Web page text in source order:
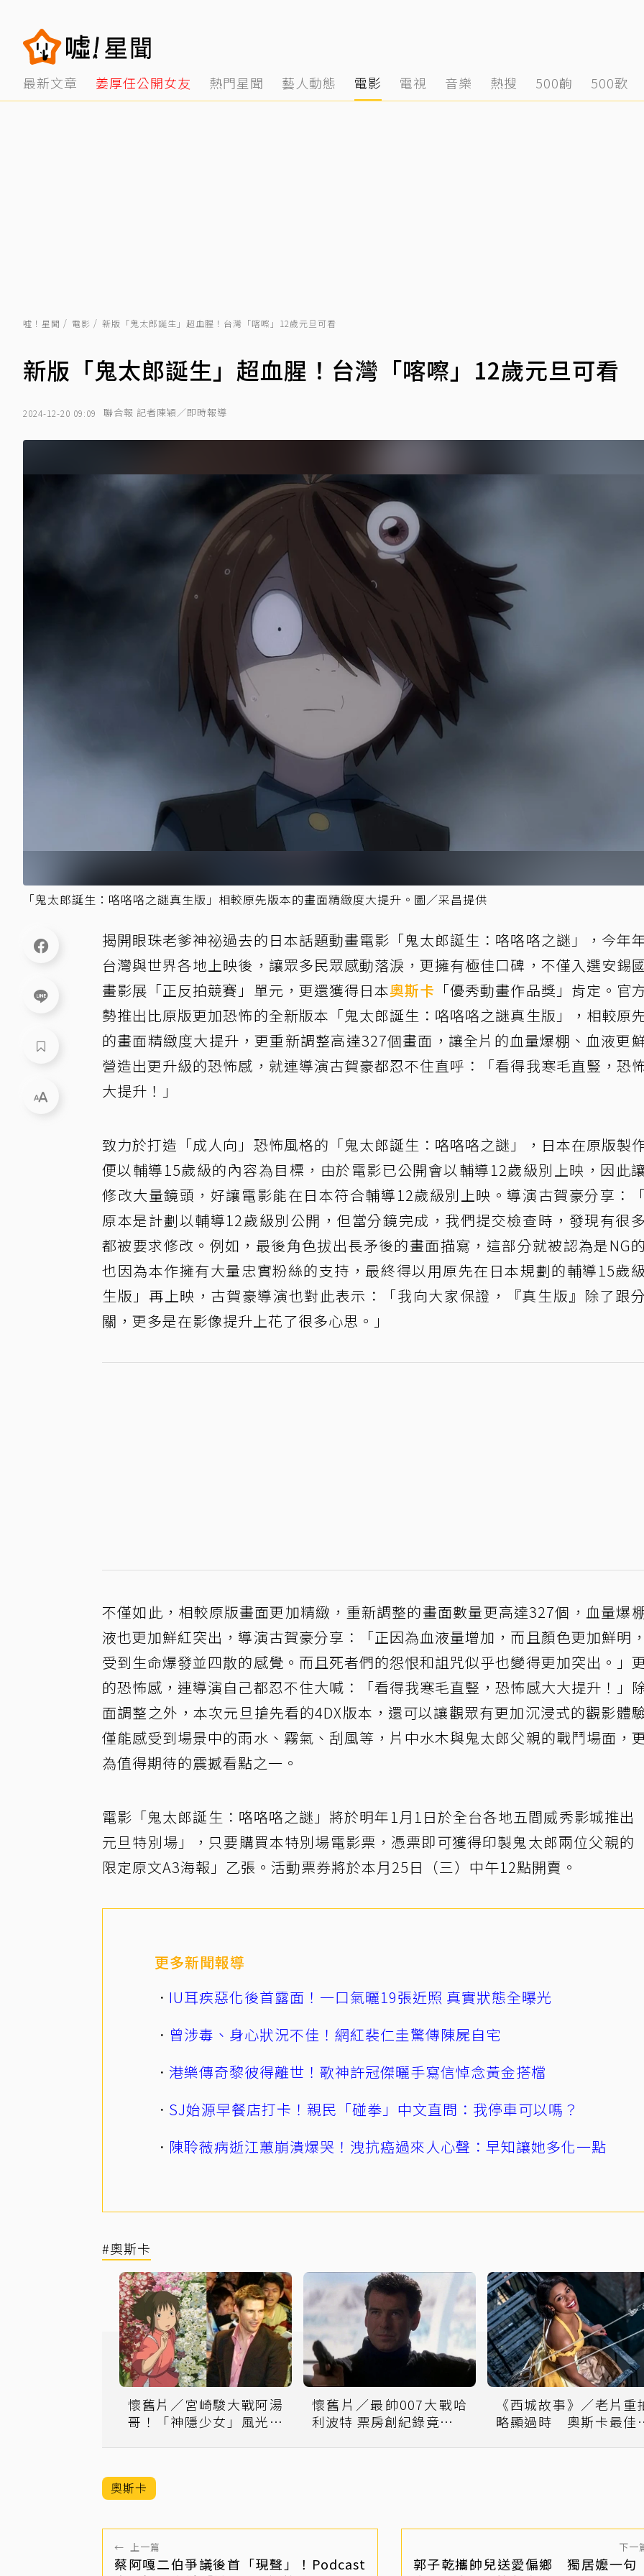
最新文章 姜厚任公開女友 熱門星聞 藝人動態 電影 電視 音樂 熱搜 500齣 500歌
噓！星聞 電影 新版「鬼太郎誕生」超血腥！台灣「喀嚓」12歲元旦可看
新版「鬼太郎誕生」超血腥！台灣「喀嚓」12歲元旦可看
2024-12-20 09:09 聯合報 記者陳穎／即時報導
「鬼太郎誕生：咯咯咯之謎真生版」相較原先版本的畫面精緻度大提升。圖／采昌提供
揭開眼珠老爹神祕過去的日本話題動畫電影「鬼太郎誕生：咯咯咯之謎」，今年
台灣與世界各地上映後，讓眾多民眾感動落淚，更擁有極佳口碑，不僅入選安錫
畫影展「正反拍競賽」單元，更還獲得日本奧斯卡 「優秀動畫作品獎」肯定。官
勢推出比原版更加恐怖的全新版本「鬼太郎誕生：咯咯咯之謎真生版」，相較原
的畫面精緻度大提升，更重新調整高達327個畫面，讓全片的血量爆棚、血液更
營造出更升級的恐怖感，就連導演古賀豪都忍不住直呼：「看得我寒毛直豎，恐
大提升！」
致力於打造「成人向」恐怖風格的「鬼太郎誕生：咯咯咯之謎」，日本在原版製
便以輔導15歲級的內容為目標，由於電影已公開會以輔導12歲級別上映，因此
修改大量鏡頭，好讓電影能在日本符合輔導12歲級別上映。導演古賀豪分享：
原本是計劃以輔導12歲級別公開，但當分鏡完成，我們提交檢查時，發現有很
都被要求修改。例如，最後角色拔出長矛後的畫面描寫，這部分就被認為是NG
也因為本作擁有大量忠實粉絲的支持，最終得以用原先在日本規劃的輔導15歲
生版」再上映，古賀豪導演也對此表示：「我向大家保證，『真生版』除了跟
關，更多是在影像提升上花了很多心思。」
不僅如此，相較原版畫面更加精緻，重新調整的畫面數量更高達327個，血量爆
液也更加鮮紅突出，導演古賀豪分享：「正因為血液量增加，而且顏色更加鮮明
受到生命爆發並四散的感覺。而且死者們的怨恨和詛咒似乎也變得更加突出。」
的恐怖感，連導演自己都忍不住大喊：「看得我寒毛直豎，恐怖感大大提升！」
面調整之外，本次元旦搶先看的4DX版本，還可以讓觀眾有更加沉浸式的觀影體
僅能感受到場景中的雨水、霧氣、刮風等，片中水木與鬼太郎父親的戰鬥場面，
為值得期待的震撼看點之一。
電影「鬼太郎誕生：咯咯咯之謎」將於明年1月1日於全台各地五間威秀影城推出
元旦特別場」，只要購買本特別場電影票，憑票即可獲得印製鬼太郎兩位父親的
限定原文A3海報」乙張。活動票券將於本月25日（三）中午12點開賣。
更多新聞報導
IU耳疾惡化後首露面！一口氣曬19張近照 真實狀態全曝光
曾涉毒、身心狀況不佳！網紅裴仁圭驚傳陳屍自宅
港樂傳奇黎彼得離世！歌神許冠傑曬手寫信悼念黃金搭檔
SJ始源早餐店打卡！親民「碰拳」中文直問：我停車可以嗎？
陳聆薇病逝江蕙崩潰爆哭！洩抗癌過來人心聲：早知讓她多化一點
#奧斯卡
懷舊片／宮崎駿大戰阿湯
哥！「神隱少女」風光逆
懷舊片／最帥007大戰哈
利波特 票房創紀錄竟被逼
《西城故事》／老片重
略顯過時 奧斯卡最佳
奧斯卡
← 上一篇
蔡阿嘎二伯爭議後首「現聲」！Podcast
下一
郭子乾攜帥兒送愛偏鄉 獨居嬤一句